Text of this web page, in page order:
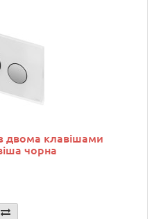
двома клавішами
чорна